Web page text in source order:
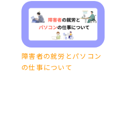
障害者の就労とパソコン
の仕事について